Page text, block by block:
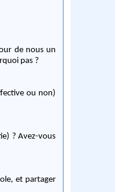
de nous un
pas ?
ou non)
? Avez-vous
et partager